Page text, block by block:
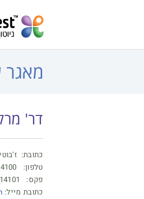
מאגר
דר'
כתובת: ז'בוטינסקי
טלפון: 03-6114100
פקס: 03-6114101
כתובת מייל: